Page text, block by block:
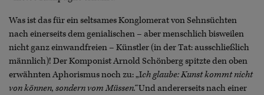
Was ist das für ein seltsames Konglomerat von Sehnsüchten
nach einerseits dem genialischen – aber menschlich bisweilen
nicht ganz einwandfreien – Künstler (in der Tat: ausschließlich
männlich)! Der Komponist Arnold Schönberg spitzte den oben
erwähnten Aphorismus noch zu: „Ich glaube: Kunst kommt nicht
von können, sondern vom Müssen.“Und andererseits nach einer